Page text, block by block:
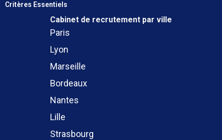
Critères Essentiels
Cabinet de recrutement par ville
Paris
Lyon
Marseille
Bordeaux
Nantes
Lille
Strasbourg